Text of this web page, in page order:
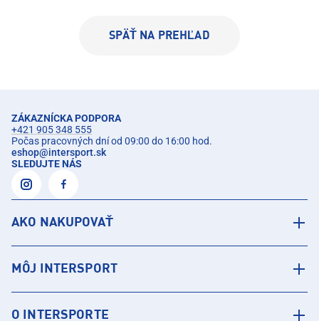
SPÄŤ NA PREHĽAD
ZÁKAZNÍCKA PODPORA
+421 905 348 555
Počas pracovných dní od 09:00 do 16:00 hod.
eshop@intersport.sk
SLEDUJTE NÁS
AKO NAKUPOVAŤ
MÔJ INTERSPORT
O INTERSPORTE